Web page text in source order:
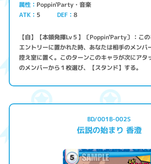
属性 Poppin'Party・音楽
ATK 5 DEF 8
【自】【本領発揮Lv５】〔Poppin'Party〕：こ
エントリーに置かれた時、あなたは相手のメンバ
控え室に置く。このターンこのキャラが次にアタ
のメンバーから１枚選び、【スタンド】する。
BD/001B-002S
伝説の始まり 香澄